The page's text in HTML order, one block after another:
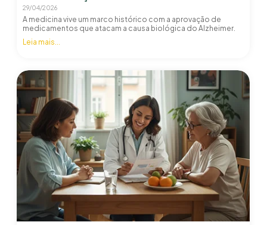
29/04/2026
A medicina vive um marco histórico com a aprovação de
medicamentos que atacam a causa biológica do Alzheimer.
Leia mais...